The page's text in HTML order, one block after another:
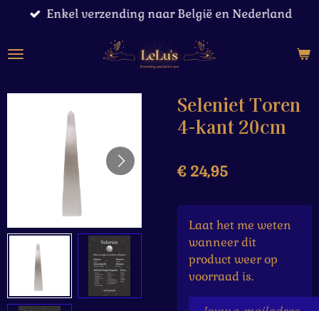
naar
Enkel verzending naar België en Nederland
Seleniet Toren
4-kant 20cm
€ 24,95
Laat het me weten
wanneer dit
product weer op
voorraad is.